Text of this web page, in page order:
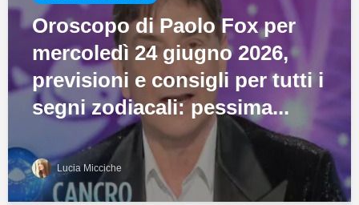
Oroscopo di Paolo Fox per
mercoledì 24 giugno 2026,
previsioni e consigli per tutti i
segni zodiacali: pessima...
Lucia Micciche